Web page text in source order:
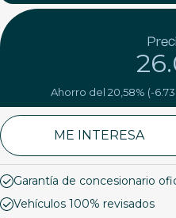
Ahorro del 20,58% (-
ME INTERESA
Garantía de concesionario
Vehículos 100% revisados